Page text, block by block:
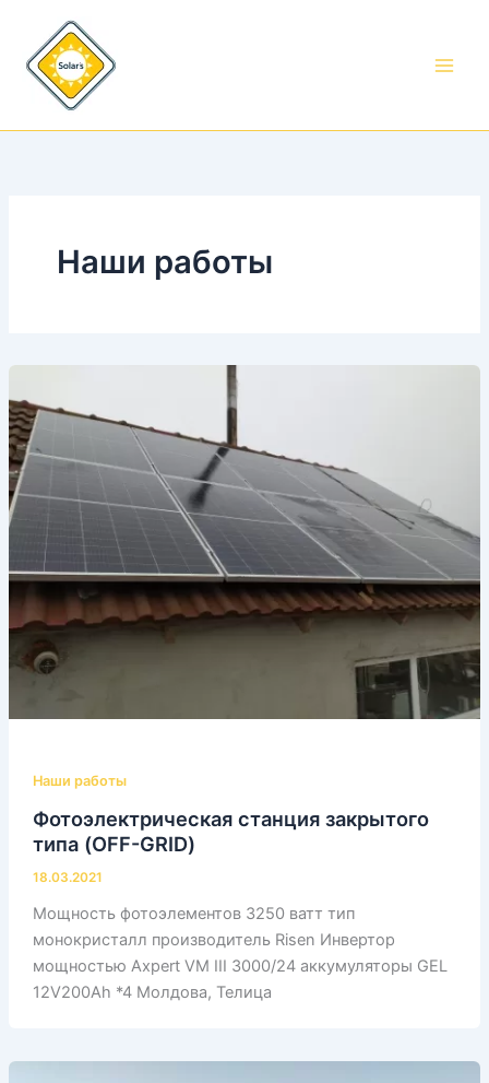
содержимому
Наши работы
Наши работы
Фотоэлектрическая станция закрытого
типа (OFF-GRID)
18.03.2021
Мощность фотоэлементов 3250 ватт тип
монокристалл производитель Risen Инвертор
мощностью Axpert VM III 3000/24 аккумуляторы GEL
12V200Ah *4 Молдова, Телица